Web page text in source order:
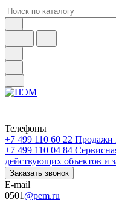
Телефоны
+7 499 110 60 22 Продажи
+7 499 110 04 84
действующих объектов и
Заказать звонок
E-mail
0501 @pem.ru